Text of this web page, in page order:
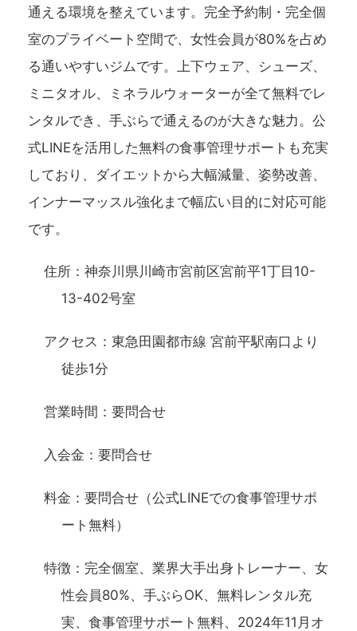
通える環境を整えています。完全予約制・完全個
室のプライベート空間で、女性会員が80%を占め
る通いやすいジムです。上下ウェア、シューズ、
ミニタオル、ミネラルウォーターが全て無料でレ
ンタルでき、手ぶらで通えるのが大きな魅力。公
式LINEを活用した無料の食事管理サポートも充実
しており、ダイエットから大幅減量、姿勢改善、
インナーマッスル強化まで幅広い目的に対応可能
です。
住所：神奈川県川崎市宮前区宮前平1丁目10-
13-402号室
アクセス：東急田園都市線 宮前平駅南口より
徒歩1分
営業時間：要問合せ
入会金：要問合せ
料金：要問合せ（公式LINEでの食事管理サポ
ート無料）
特徴：完全個室、業界大手出身トレーナー、女
性会員80%、手ぶらOK、無料レンタル充
実、食事管理サポート無料、2024年11月オ